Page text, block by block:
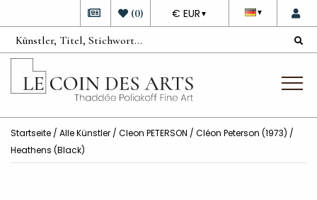
▼
DEVISE
€ EUR ▼
(0)
Startseite / Alle Künstler / Cleon PETERSON / Cléon Peterson (1973) /
Heathens (Black)